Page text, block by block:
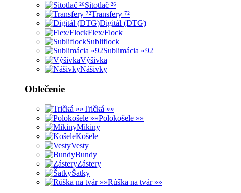
Sitotlač ²⁶
Transfery ⁷²
Digitál (DTG)
Flex/Flock
Subliflock
Sublimácia »92
Výšivka
Nášivky
Oblečenie
Tričká »»
Polokošele »»
Mikiny
Košele
Vesty
Bundy
Zástery
Šatky
Rúška na tvár »»